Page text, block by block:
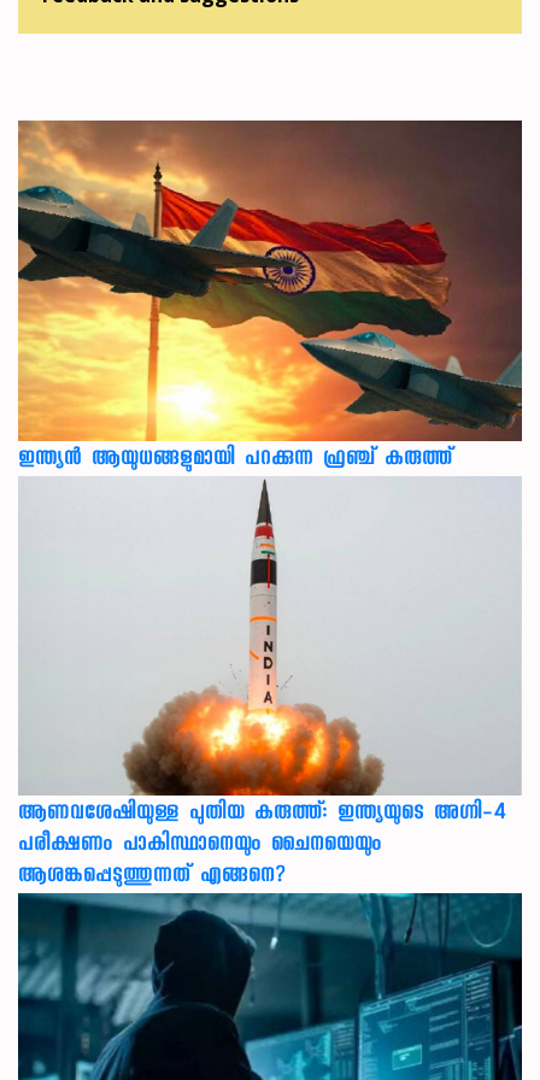
ഇന്ത്യൻ ആയുധങ്ങളുമായി പറക്കുന്ന ഫ്രഞ്ച് കരുത്ത്
ആണവശേഷിയുള്ള പുതിയ കരുത്ത്: ഇന്ത്യയുടെ അഗ്നി-4
പരീക്ഷണം പാകിസ്ഥാനെയും ചൈനയെയും
ആശങ്കപ്പെടുത്തുന്നത് എങ്ങനെ?